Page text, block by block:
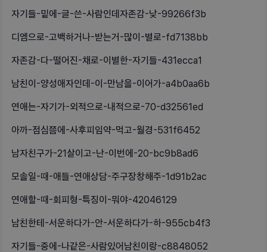
자기들-밑에-글-쓴-사람인데자존감-낮-99266f3b
디엠으로-고백하거나-받는거-많이-별로-fd7138bb
자존감-다-떨어진-채로-이별한-자기들-431ecca1
남친이-양성애자인데-이-만남을-이어가-a4b0aa6b
연애는-자기가-외적으로-내적으로-70-d32561ed
아까-점심쯤에-사후피임약-먹고-월경-531f6452
남자친구가-21살이고-난-이번에-20-bc9b8ad6
모솔일-때-애들-연애상담-주구장창해주-1d91b2ac
연애할-때-회피형-특징이-뭐야-42046129
남친한테-서운하다가-안-서운하다가-하-955cb4f3
자기들-중에-나같은-사람있어남친이랑-c8848052